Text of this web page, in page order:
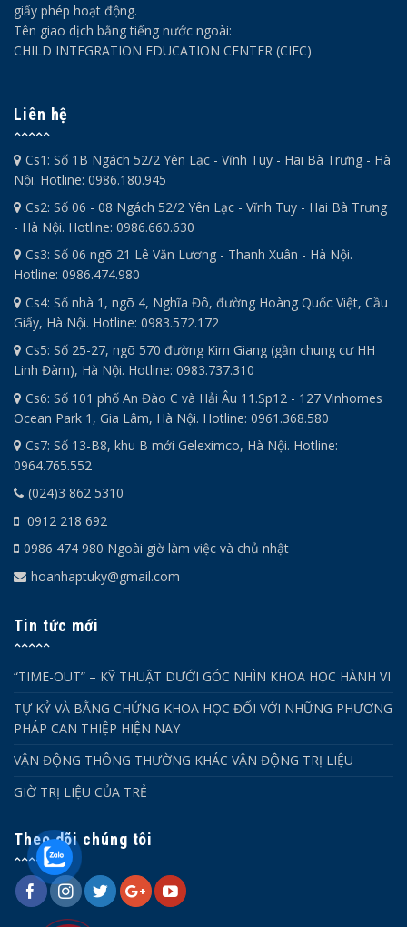
giấy phép hoạt động.
Tên giao dịch bằng tiếng nước ngoài:
CHILD INTEGRATION EDUCATION CENTER (CIEC)
Liên hệ
Cs1: Số 1B Ngách 52/2 Yên Lạc - Vĩnh Tuy - Hai Bà Trưng - Hà
Nội. Hotline: 0986.180.945
Cs2: Số 06 - 08 Ngách 52/2 Yên Lạc - Vĩnh Tuy - Hai Bà Trưng
- Hà Nội. Hotline: 0986.660.630
Cs3: Số 06 ngõ 21 Lê Văn Lương - Thanh Xuân - Hà Nội.
Hotline: 0986.474.980
Cs4: Số nhà 1, ngõ 4, Nghĩa Đô, đường Hoàng Quốc Việt, Cầu
Giấy, Hà Nội. Hotline: 0983.572.172
Cs5: Số 25-27, ngõ 570 đường Kim Giang (gần chung cư HH
Linh Đàm), Hà Nội. Hotline: 0983.737.310
Cs6: Số 101 phố An Đào C và Hải Âu 11.Sp12 - 127 Vinhomes
Ocean Park 1, Gia Lâm, Hà Nội. Hotline: 0961.368.580
Cs7: Số 13-B8, khu B mới Geleximco, Hà Nội. Hotline:
0964.765.552
(024)3 862 5310
0912 218 692
0986 474 980 Ngoài giờ làm việc và chủ nhật
hoanhaptuky@gmail.com
Tin tức mới
“TIME-OUT” – KỸ THUẬT DƯỚI GÓC NHÌN KHOA HỌC HÀNH VI
TỰ KỶ VÀ BẰNG CHỨNG KHOA HỌC ĐỐI VỚI NHỮNG PHƯƠNG
PHÁP CAN THIỆP HIỆN NAY
VẬN ĐỘNG THÔNG THƯỜNG KHÁC VẬN ĐỘNG TRỊ LIỆU
GIỜ TRỊ LIỆU CỦA TRẺ
Theo dõi chúng tôi